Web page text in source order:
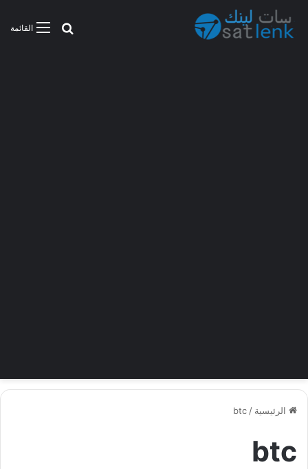
القائمةبحث عن
الرئيسية /
btc
btc